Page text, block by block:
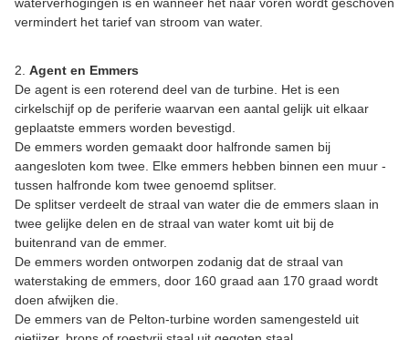
vermindert het tarief van stroom van water.
2. Agent en Emmers
De agent is een roterend deel van de turbine. Het is een
cirkelschijf op de periferie waarvan een aantal gelijk uit elkaar
geplaatste emmers worden bevestigd.
De emmers worden gemaakt door halfronde samen bij
aangesloten kom twee. Elke emmers hebben binnen een muur -
tussen halfronde kom twee genoemd splitser.
De splitser verdeelt de straal van water die de emmers slaan in
twee gelijke delen en de straal van water komt uit bij de
buitenrand van de emmer.
De emmers worden ontworpen zodanig dat de straal van
waterstaking de emmers, door 160 graad aan 170 graad wordt
doen afwijken die.
De emmers van de Pelton-turbine worden samengesteld uit